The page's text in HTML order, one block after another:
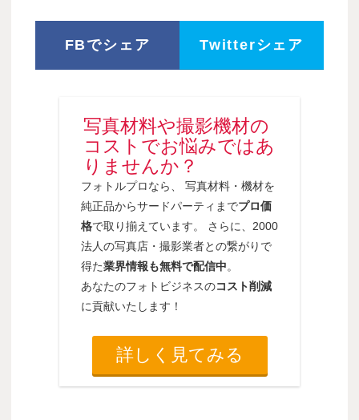
FBでシェア Twitterシェア
写真材料や撮影機材の
コストでお悩みではあ
りませんか？
フォトルプロなら、 写真材料・機材を
純正品からサードパーティまでプロ価
格で取り揃えています。 さらに、2000
法人の写真店・撮影業者との繋がりで
得た業界情報も無料で配信中。
あなたのフォトビジネスのコスト削減
に貢献いたします！
詳しく見てみる